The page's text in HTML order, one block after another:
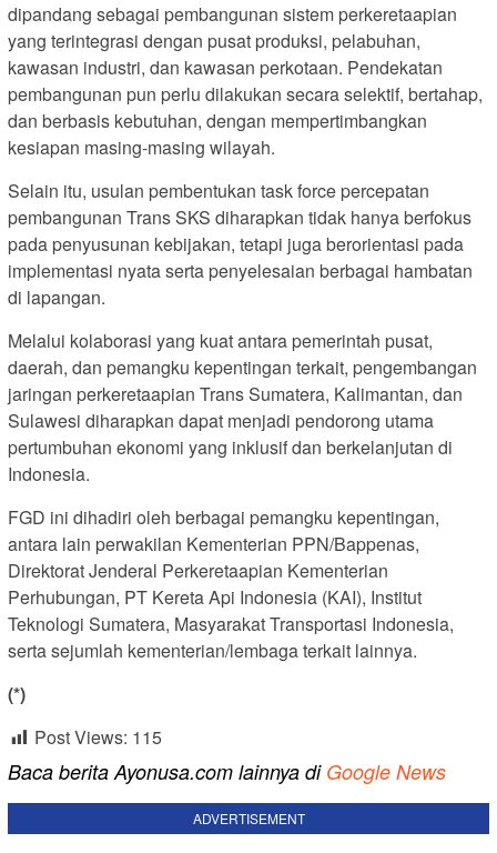
dipandang sebagai pembangunan sistem perkeretaapian
yang terintegrasi dengan pusat produksi, pelabuhan,
kawasan industri, dan kawasan perkotaan. Pendekatan
pembangunan pun perlu dilakukan secara selektif, bertahap,
dan berbasis kebutuhan, dengan mempertimbangkan
kesiapan masing-masing wilayah.
Selain itu, usulan pembentukan task force percepatan
pembangunan Trans SKS diharapkan tidak hanya berfokus
pada penyusunan kebijakan, tetapi juga berorientasi pada
implementasi nyata serta penyelesaian berbagai hambatan
di lapangan.
Melalui kolaborasi yang kuat antara pemerintah pusat,
daerah, dan pemangku kepentingan terkait, pengembangan
jaringan perkeretaapian Trans Sumatera, Kalimantan, dan
Sulawesi diharapkan dapat menjadi pendorong utama
pertumbuhan ekonomi yang inklusif dan berkelanjutan di
Indonesia.
FGD ini dihadiri oleh berbagai pemangku kepentingan,
antara lain perwakilan Kementerian PPN/Bappenas,
Direktorat Jenderal Perkeretaapian Kementerian
Perhubungan, PT Kereta Api Indonesia (KAI), Institut
Teknologi Sumatera, Masyarakat Transportasi Indonesia,
serta sejumlah kementerian/lembaga terkait lainnya.
(*)
Post Views: 115
Baca berita Ayonusa.com lainnya di Google News
ADVERTISEMENT